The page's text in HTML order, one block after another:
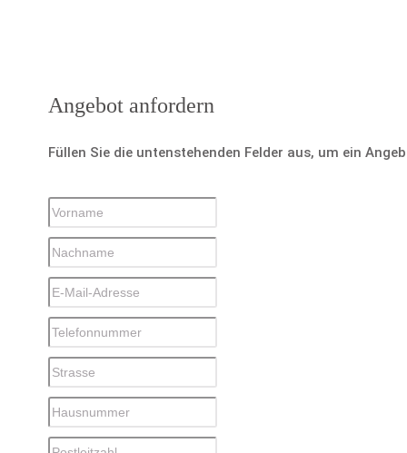
Angebot anfordern
Füllen Sie die untenstehenden Felder aus, um ein